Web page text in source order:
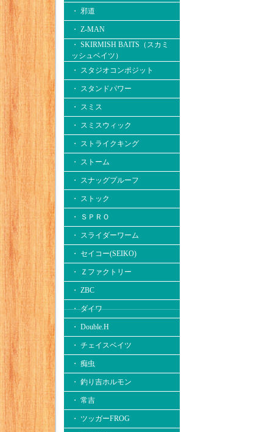
・ 邪道
・ Z-MAN
・ SKIRMISH BAITS（スカミ
ッシュベイツ）
・ スタジオコンポジット
・ スタンドパワー
・ スミス
・ スミスウィック
・ ストライクキング
・ ストーム
・ スナッグプルーフ
・ ストック
・ ＳＰＲＯ
・ スライダーワーム
・ セイコー(SEIKO)
・ Ｚファクトリー
・ ZBC
・ ダイワ
・ Double.H
・ チェイスベイツ
・ 痴虫
・ 釣り吉ホルモン
・ 常吉
・ ツッガーFROG